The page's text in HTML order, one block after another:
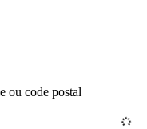
ou code postal